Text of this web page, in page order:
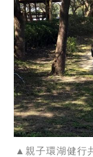
▲親子環湖健行